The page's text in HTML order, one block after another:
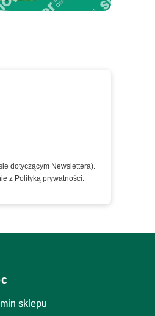
dotyczącym Newslettera).
z Polityką prywatności.
sklepu